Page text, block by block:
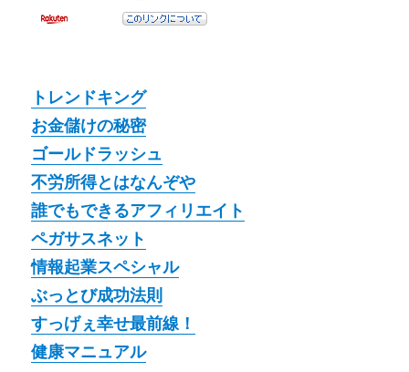
トレンドキング
お金儲けの秘密
ゴールドラッシュ
不労所得とはなんぞや
誰でもできるアフィリエイト
ペガサスネット
情報起業スペシャル
ぶっとび成功法則
すっげぇ幸せ最前線！
健康マニュアル